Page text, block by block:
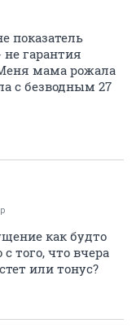
показатель
не гарантия
мама рожала
с безводным 27
как будто
того, что вчера
или тонус?